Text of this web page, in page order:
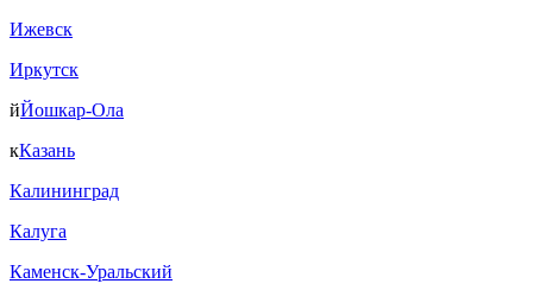
Ижевск
Иркутск
йЙошкар-Ола
кКазань
Калининград
Калуга
Каменск-Уральский